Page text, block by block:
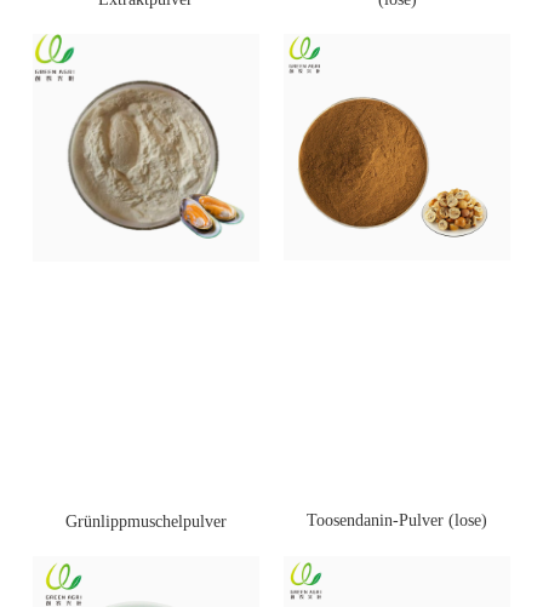
Grünlippmuschelpulver Toosendanin-Pulver (lose)